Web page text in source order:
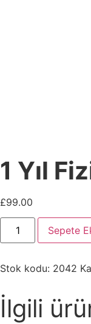
1 Yıl
£99.00
Sepete
Stok kodu: 2042
İlgili